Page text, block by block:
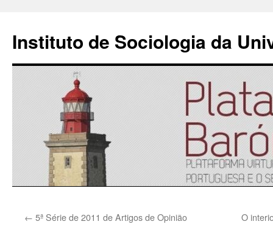
Instituto de Sociologia da
para
← 5ª Série de 2011 de Artigos de Opinião O